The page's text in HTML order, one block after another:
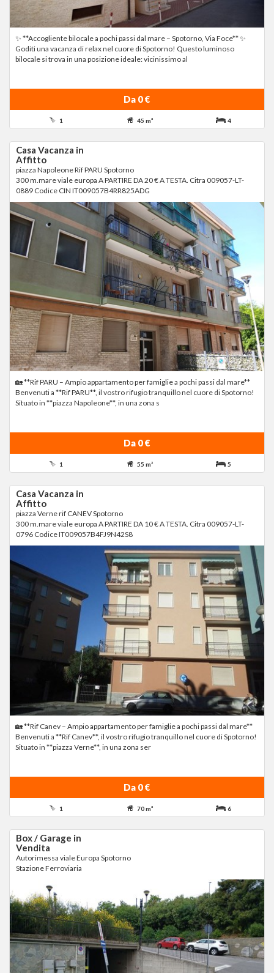
✨ **Accogliente bilocale a pochi passi dal mare – Spotorno, Via Foce** ✨
Goditi una vacanza di relax nel cuore di Spotorno! Questo luminoso
bilocale si trova in una posizione ideale: vicinissimo al
Da 0 €
1 45 m² 4
Casa Vacanza in
Affitto
piazza Napoleone Rif PARU Spotorno
300 m.mare viale europa A PARTIRE DA 20 € A TESTA. Citra 009057-LT-
0889 Codice CIN IT009057B4RR825ADG
🏡 **Rif PARU – Ampio appartamento per famiglie a pochi passi dal mare**
Benvenuti a **Rif PARU**, il vostro rifugio tranquillo nel cuore di Spotorno!
Situato in **piazza Napoleone**, in una zona s
Da 0 €
1 55 m² 5
Casa Vacanza in
Affitto
piazza Verne rif CANEV Spotorno
300 m.mare viale europa A PARTIRE DA 10 € A TESTA. Citra 009057-LT-
0796 Codice IT009057B4FJ9N42S8
🏡 **Rif Canev – Ampio appartamento per famiglie a pochi passi dal mare**
Benvenuti a **Rif Canev**, il vostro rifugio tranquillo nel cuore di Spotorno!
Situato in **piazza Verne**, in una zona ser
Da 0 €
1 70 m² 6
Box / Garage in
Vendita
Autorimessa viale Europa Spotorno
Stazione Ferroviaria